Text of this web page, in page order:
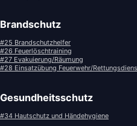
Brandschutz
#25 Brandschutzhelfer
#26 Feuerlöschtraining
#27 Evakuierung/Räumung
#28 Einsatzübung Feuerwehr/
Gesundheitsschutz
#34 Hautschutz und Händehygiene